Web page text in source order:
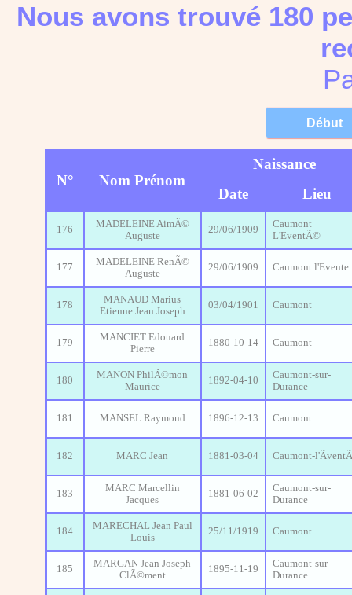
Nous avons trouvé 180
N° Nom Prénom
Naissance
Date
Lieu
176
MADELEINE AimÃ©
Auguste
29/06/1909
Caumont
L'EventÃ©
177
MADELEINE RenÃ©
Auguste
29/06/1909 Caumont l'Evente
178
MANAUD Marius
Etienne Jean Joseph
03/04/1901 Caumont
179
MANCIET Edouard
Pierre
1880-10-14 Caumont
180
MANON PhilÃ©mon
Maurice
1892-04-10
Caumont-sur-
Durance
181 MANSEL Raymond 1896-12-13 Caumont
182 MARC Jean 1881-03-04 Caumont-
183
MARC Marcellin
Jacques
1881-06-02
Caumont-sur-
Durance
184
MARECHAL Jean Paul
Louis
25/11/1919 Caumont
185
MARGAN Jean Joseph
ClÃ©ment
1895-11-19
Caumont-sur-
Durance